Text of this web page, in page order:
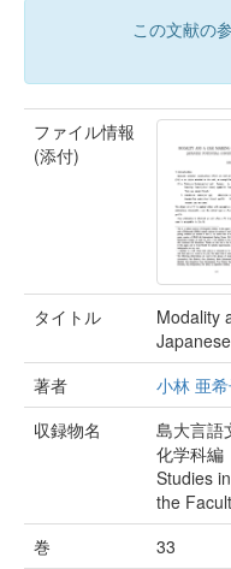
この文献の
ファイル情報
(添付)
タイトル
Modality
著者
小林 亜
収録物名
島大言語
化学科編
Studies
the
巻
33